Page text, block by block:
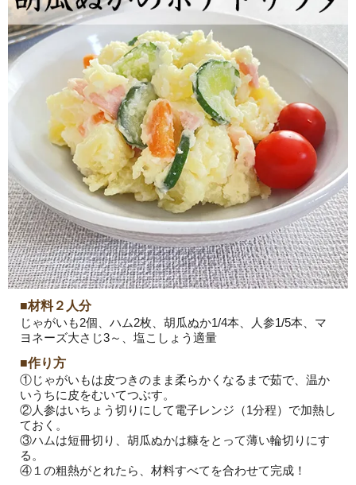
■材料２人分
じゃがいも2個、ハム2枚、胡瓜ぬか1/4本、人参1/5本、マ
ヨネーズ大さじ3～、塩こしょう適量
■作り方
①じゃがいもは皮つきのまま柔らかくなるまで茹で、温か
いうちに皮をむいてつぶす。
②人参はいちょう切りにして電子レンジ（1分程）で加熱し
ておく。
③ハムは短冊切り、胡瓜ぬかは糠をとって薄い輪切りにす
る。
④１の粗熱がとれたら、材料すべてを合わせて完成！